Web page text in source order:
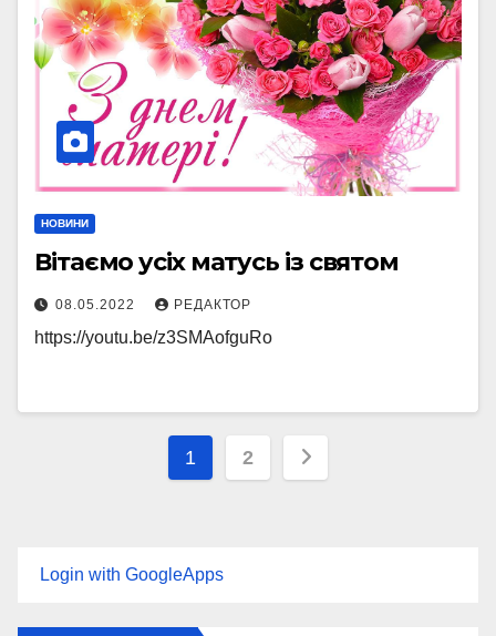
НОВИНИ
Вітаємо усіх матусь із святом
08.05.2022 РЕДАКТОР
https://youtu.be/z3SMAofguRo
Пагінація
1 2
Login with GoogleApps